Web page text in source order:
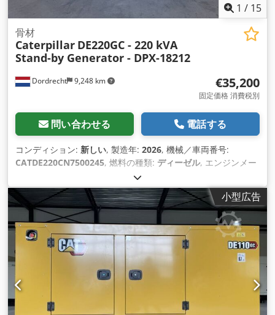
1 / 15
Dordrecht 9,248 km
骨材
Caterpillar DE220GC - 220 kVA
Stand-by Generator - DPX-18212
€35,200
固定価格 消費税別
問い合わせる 電話する
コンディション: 新しい, 製造年: 2026, 機械／車両番号:
CATDE220CN7500245, 燃料の種類: ディーゼル, エンジンメー
小型広告